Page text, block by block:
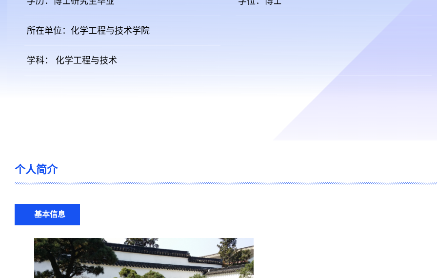
所在单位：化学工程与技术学院
学科： 化学工程与技术
个人简介
基本信息